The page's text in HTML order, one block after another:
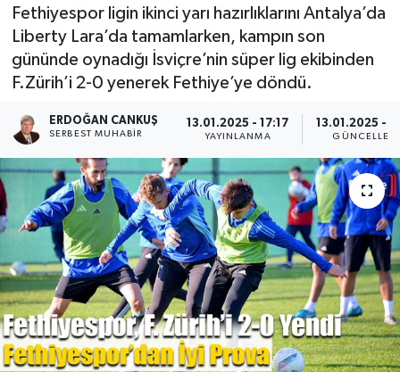
Fethiyespor ligin ikinci yarı hazırlıklarını Antalya’da
Liberty Lara’da tamamlarken, kampın son
gününde oynadığı İsviçre’nin süper lig ekibinden
F.Zürih’i 2-0 yenerek Fethiye’ye döndü.
ERDOĞAN CANKUŞ
SERBEST MUHABIR
13.01.2025 - 17:17
YAYINLANMA
13.01.2025 -
Ekonomi
Kültür
Magazin
Spor
Turizm
Süper Lig Puan Durumu ve Fikstür
Tüm Manşetler
Son Dakika Haberleri
Haber Arşivi